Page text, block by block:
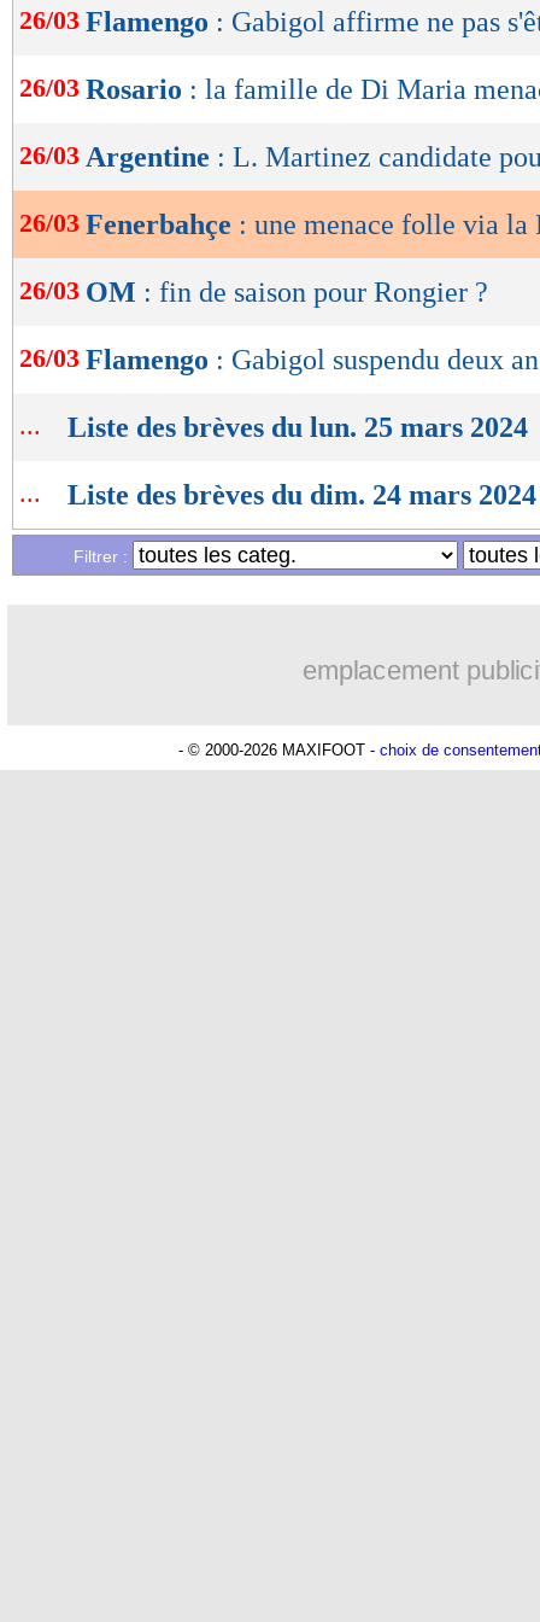
de
OK
26/03 Flamengo : Gabigol affirme ne pas
26/03 Rosario : la famille de Di Maria
26/03 Argentine : L. Martinez candidate
26/03 Fenerbahçe : une menace folle via la
26/03 OM : fin de saison pour Rongier ?
26/03 Flamengo : Gabigol suspendu deux
... Liste des brèves du lun. 25 mars 2024
... Liste des brèves du dim. 24 mars 2024
Filtrer :
emplacement
- © 2000-2026 MAXIFOOT - choix de